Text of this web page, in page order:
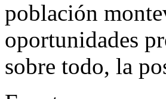
población
oportunidades
sobre todo, la